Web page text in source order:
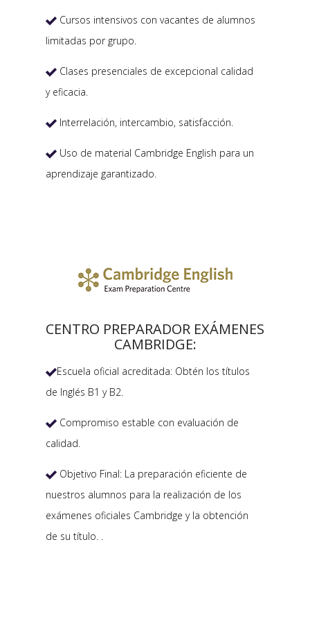
 Cursos intensivos con vacantes de alumnos
limitadas por grupo.
 Clases presenciales de excepcional calidad
y eficacia.
 Interrelación, intercambio, satisfacción.
 Uso de material Cambridge English para un
aprendizaje garantizado.
CENTRO PREPARADOR EXÁMENES
CAMBRIDGE:
Escuela oficial acreditada: Obtén los títulos
de Inglés B1 y B2.
 Compromiso estable con evaluación de
calidad.
 Objetivo Final: La preparación eficiente de
nuestros alumnos para la realización de los
exámenes oficiales Cambridge y la obtención
de su título. .